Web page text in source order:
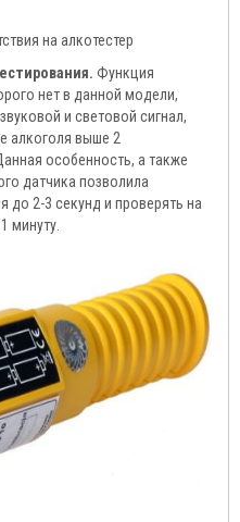
на алкотестер
Функция
нет в данной модели,
и световой сигнал,
алкоголя выше 2
особенность, а также
датчика позволила
до 2-3 секунд и проверять на
минуту.